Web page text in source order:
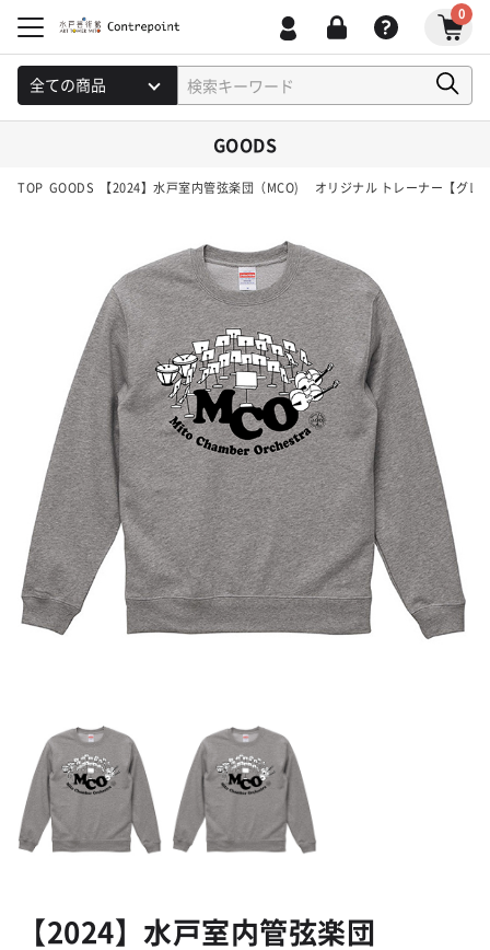
0
GOODS
TOP GOODS 【2024】水戸室内管弦楽団（MCO) オリジナル トレーナー【グレ
【2024】水戸室内管弦楽団